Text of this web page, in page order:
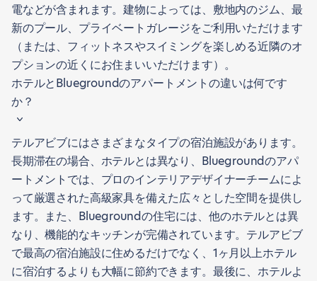
電などが含まれます。建物によっては、敷地内のジム、最
新のプール、プライベートガレージをご利用いただけます
（または、フィットネスやスイミングを楽しめる近隣のオ
プションの近くにお住まいいただけます）。
ホテルとBluegroundのアパートメントの違いは何です
か？
テルアビブにはさまざまなタイプの宿泊施設があります。
長期滞在の場合、ホテルとは異なり、Bluegroundのアパ
ートメントでは、プロのインテリアデザイナーチームによ
って厳選された高級家具を備えた広々とした空間を提供し
ます。また、Bluegroundの住宅には、他のホテルとは異
なり、機能的なキッチンが完備されています。テルアビブ
で最高の宿泊施設に住めるだけでなく、1ヶ月以上ホテル
に宿泊するよりも大幅に節約できます。最後に、ホテルよ